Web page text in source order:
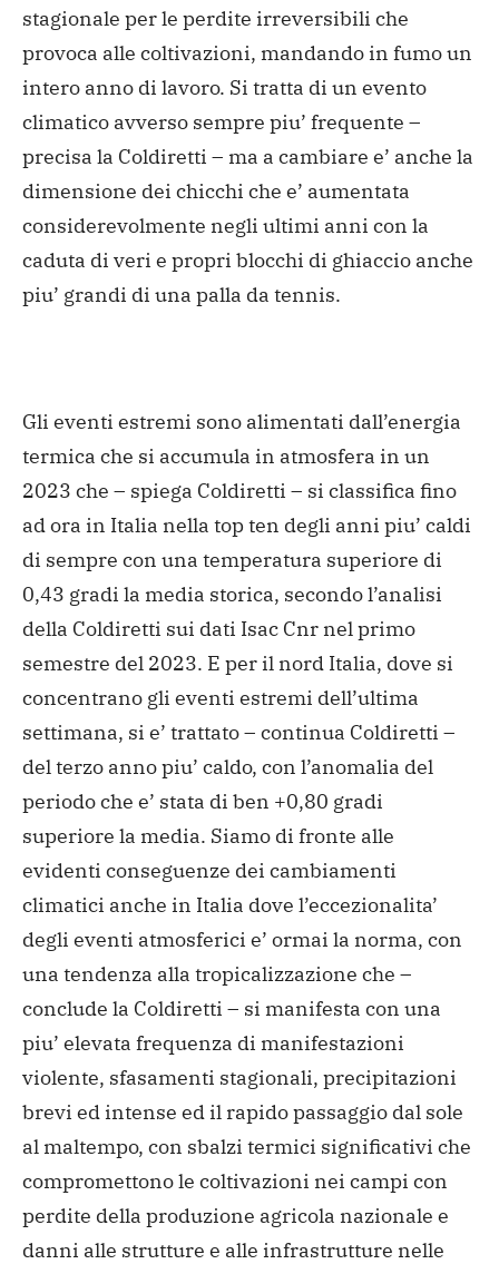
stagionale per le perdite irreversibili che
provoca alle coltivazioni, mandando in fumo un
intero anno di lavoro. Si tratta di un evento
climatico avverso sempre piu’ frequente –
precisa la Coldiretti – ma a cambiare e’ anche la
dimensione dei chicchi che e’ aumentata
considerevolmente negli ultimi anni con la
caduta di veri e propri blocchi di ghiaccio anche
piu’ grandi di una palla da tennis.
Gli eventi estremi sono alimentati dall’energia
termica che si accumula in atmosfera in un
2023 che – spiega Coldiretti – si classifica fino
ad ora in Italia nella top ten degli anni piu’ caldi
di sempre con una temperatura superiore di
0,43 gradi la media storica, secondo l’analisi
della Coldiretti sui dati Isac Cnr nel primo
semestre del 2023. E per il nord Italia, dove si
concentrano gli eventi estremi dell’ultima
settimana, si e’ trattato – continua Coldiretti –
del terzo anno piu’ caldo, con l’anomalia del
periodo che e’ stata di ben +0,80 gradi
superiore la media. Siamo di fronte alle
evidenti conseguenze dei cambiamenti
climatici anche in Italia dove l’eccezionalita’
degli eventi atmosferici e’ ormai la norma, con
una tendenza alla tropicalizzazione che –
conclude la Coldiretti – si manifesta con una
piu’ elevata frequenza di manifestazioni
violente, sfasamenti stagionali, precipitazioni
brevi ed intense ed il rapido passaggio dal sole
al maltempo, con sbalzi termici significativi che
compromettono le coltivazioni nei campi con
perdite della produzione agricola nazionale e
danni alle strutture e alle infrastrutture nelle